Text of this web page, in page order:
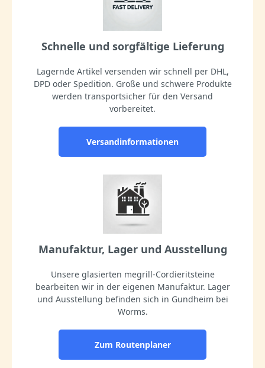
Schnelle und sorgfältige Lieferung
Lagernde Artikel versenden wir schnell per DHL,
DPD oder Spedition. Große und schwere Produkte
werden transportsicher für den Versand
vorbereitet.
Versandinformationen
Manufaktur, Lager und Ausstellung
Unsere glasierten megrill-Cordieritsteine
bearbeiten wir in der eigenen Manufaktur. Lager
und Ausstellung befinden sich in Gundheim bei
Worms.
Zum Routenplaner